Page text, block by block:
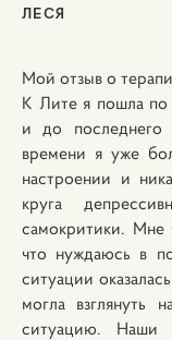
ЛЕСЯ
Мой отзыв о
К Лите я пошла по
и до последнего
времени я уже
настроении и
круга
самокритики. Мне
что нуждаюсь в
ситуации
могла взглянуть
ситуацию. Наши